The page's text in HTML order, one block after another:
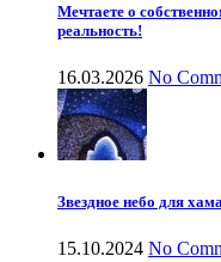
Мечтаете о
реальность!
16.03.2026 No
Звездное небо для
15.10.2024 No